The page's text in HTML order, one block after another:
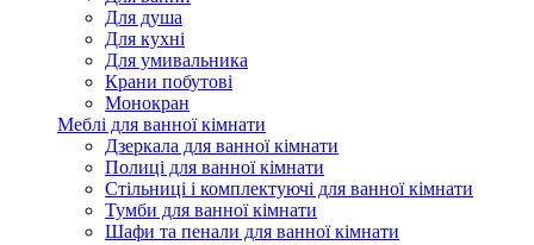
Для душа
Для кухні
Для умивальника
Крани побутові
Монокран
Меблі для ванної кімнати
Дзеркала для ванної кімнати
Полиці для ванної кімнати
Стільниці і комплектуючі для ванної кімнати
Тумби для ванної кімнати
Шафи та пенали для ванної кімнати